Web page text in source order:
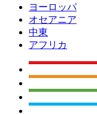
ヨーロッパ
オセアニア
中東
アフリカ